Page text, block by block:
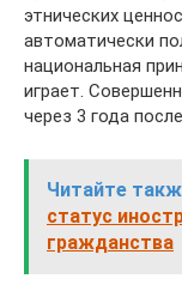
этнических
автоматически
национальная
играет.
через 3 года
Читайте
статус
гражданства